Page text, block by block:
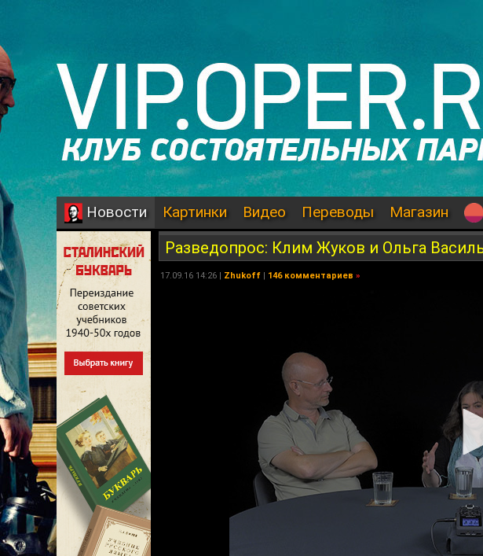
Новости Картинки Видео Переводы Магазин
Разведопрос: Клим Жуков и Ольга
17.09.16 14:26 | Zhukoff | 146 комментариев »